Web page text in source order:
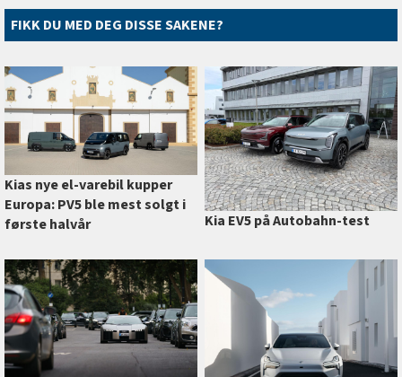
FIKK DU MED DEG DISSE SAKENE?
Kias nye el-varebil kupper
Europa: PV5 ble mest solgt i
første halvår
Kia EV5 på Autobahn-test